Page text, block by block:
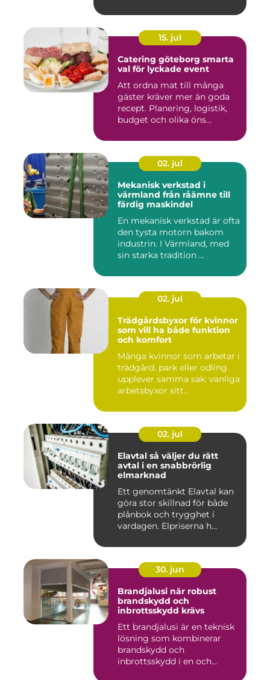
15. jul
Catering göteborg smarta
val för lyckade event
Att ordna mat till många
gäster kräver mer än goda
recept. Planering, logistik,
budget och olika öns...
02. jul
Mekanisk verkstad i
värmland från råämne till
färdig maskindel
En mekanisk verkstad är ofta
den tysta motorn bakom
industrin. I Värmland, med
sin starka tradition ...
02. jul
Trädgårdsbyxor för kvinnor
som vill ha både funktion
och komfort
Många kvinnor som arbetar i
trädgård, park eller odling
upplever samma sak: vanliga
arbetsbyxor sitt...
02. jul
Elavtal så väljer du rätt
avtal i en snabbrörlig
elmarknad
Ett genomtänkt Elavtal kan
göra stor skillnad för både
plånbok och trygghet i
vardagen. Elpriserna h...
30. jun
Brandjalusi när robust
brandskydd och
inbrottsskydd krävs
Ett brandjalusi är en teknisk
lösning som kombinerar
brandskydd och
inbrottsskydd i en och